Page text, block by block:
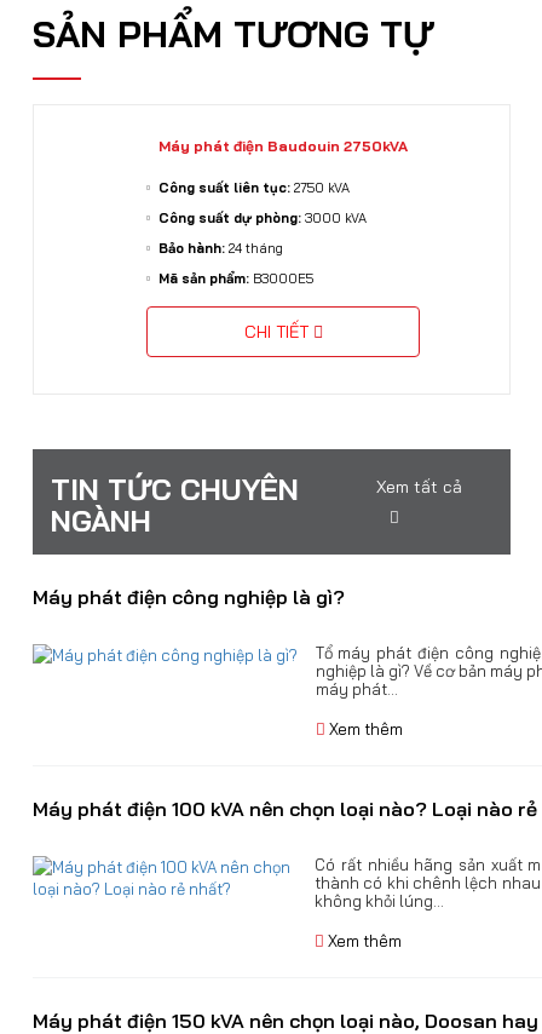
SẢN PHẨM TƯƠNG TỰ
Máy phát điện Baudouin 2750kVA
Công suất liên tục: 2750 kVA
Công suất dự phòng: 3000 kVA
Bảo hành: 24 tháng
Mã sản phẩm: B3000E5
CHI TIẾT
TIN TỨC CHUYÊN
NGÀNH
Xem tất cả
Máy phát điện công nghiệp là gì?
Tổ máy phát điện công
nghiệp là gì? Về cơ bản máy
máy phát...
Xem thêm
Máy phát điện 100 kVA nên chọn loại nào? Loại nào
Có rất nhiều hãng sản xuất
thành có khi chênh lệch
không khỏi lúng...
Xem thêm
Máy phát điện 150 kVA nên chọn loại nào, Doosan